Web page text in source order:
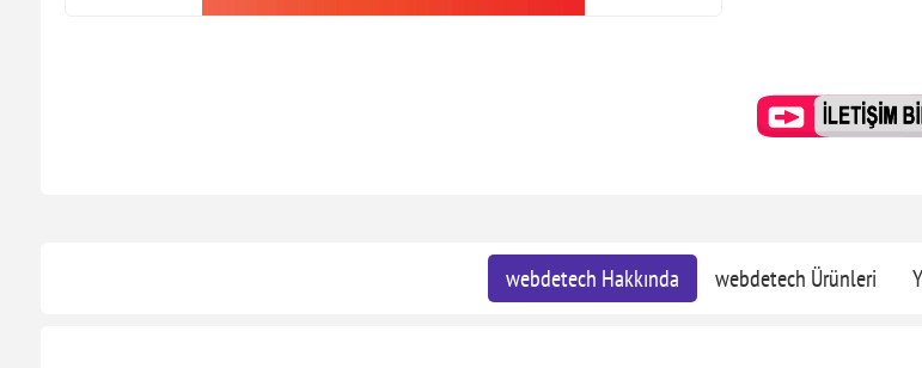
webdetech Hakkında webdetech Ürünleri